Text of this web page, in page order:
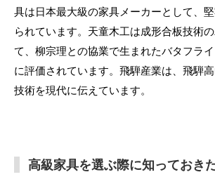
具は日本最大級の家具メーカーとして、
られています。天童木工は成形合板技術
て、柳宗理との協業で生まれたバタフラ
に評価されています。飛騨産業は、飛騨
技術を現代に伝えています。
高級家具を選ぶ際に知っておき